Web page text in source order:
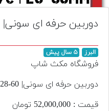
تجهیزات
مکث
افزودن
دست
دوربین حرفه ای سونی| Sony a7c+28-60
البرز ۵ سال پیش
فروشگاه مکث شاپ
دوربین حرفه ای سونی| Sony a7c+28-60
قیمت : 52,000,000 تومان